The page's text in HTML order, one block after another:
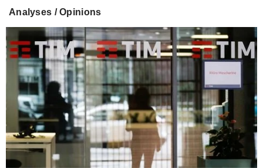
Analyses / Opinions